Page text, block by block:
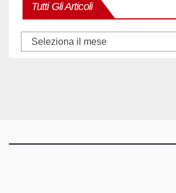
Tutti Gli Articoli
Tutti